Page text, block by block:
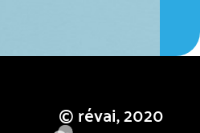
© révai, 2020